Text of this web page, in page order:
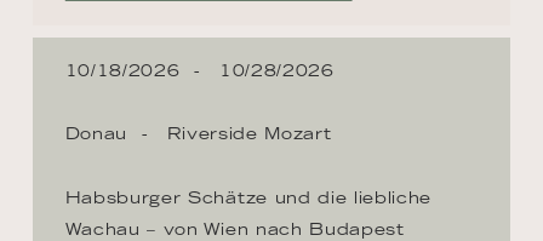
10/18/2026 10/28/2026
Donau Riverside Mozart
Habsburger Schätze und die liebliche
Wachau – von Wien nach Budapest